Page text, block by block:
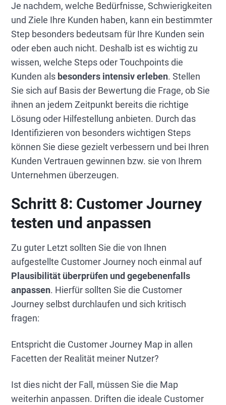
Je nachdem, welche Bedürfnisse, Schwierigkeiten
und Ziele Ihre Kunden haben, kann ein bestimmter
Step besonders bedeutsam für Ihre Kunden sein
oder eben auch nicht. Deshalb ist es wichtig zu
wissen, welche Steps oder Touchpoints die
Kunden als besonders intensiv erleben. Stellen
Sie sich auf Basis der Bewertung die Frage, ob Sie
ihnen an jedem Zeitpunkt bereits die richtige
Lösung oder Hilfestellung anbieten. Durch das
Identifizieren von besonders wichtigen Steps
können Sie diese gezielt verbessern und bei Ihren
Kunden Vertrauen gewinnen bzw. sie von Ihrem
Unternehmen überzeugen.
Schritt 8: Customer Journey
testen und anpassen
Zu guter Letzt sollten Sie die von Ihnen
aufgestellte Customer Journey noch einmal auf
Plausibilität überprüfen und gegebenenfalls
anpassen. Hierfür sollten Sie die Customer
Journey selbst durchlaufen und sich kritisch
fragen:
Entspricht die Customer Journey Map in allen
Facetten der Realität meiner Nutzer?
Ist dies nicht der Fall, müssen Sie die Map
weiterhin anpassen. Driften die ideale Customer